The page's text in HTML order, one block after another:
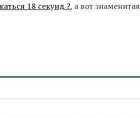
18 секунд ?, а вот знаменитая